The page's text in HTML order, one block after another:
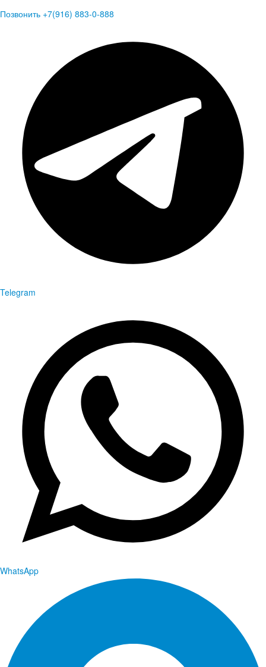
Позвонить +7(916) 883-0-888
Telegram
WhatsApp